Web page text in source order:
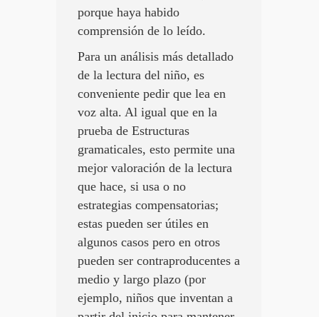
porque haya habido
comprensión de lo leído.
Para un análisis más detallado
de la lectura del niño, es
conveniente pedir que lea en
voz alta. Al igual que en la
prueba de Estructuras
gramaticales, esto permite una
mejor valoración de la lectura
que hace, si usa o no
estrategias compensatorias;
estas pueden ser útiles en
algunos casos pero en otros
pueden ser contraproducentes a
medio y largo plazo (por
ejemplo, niños que inventan a